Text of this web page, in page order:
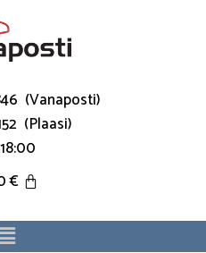
(Vanaposti)
(Plaasi)
€